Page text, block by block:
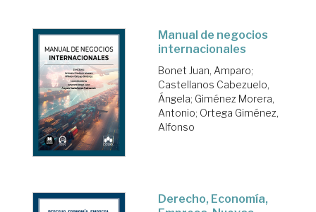
Manual de negocios
internacionales
Bonet Juan, Amparo;
Castellanos Cabezuelo,
Ángela; Giménez Morera,
Antonio; Ortega Giménez,
Alfonso
Derecho, Economía,